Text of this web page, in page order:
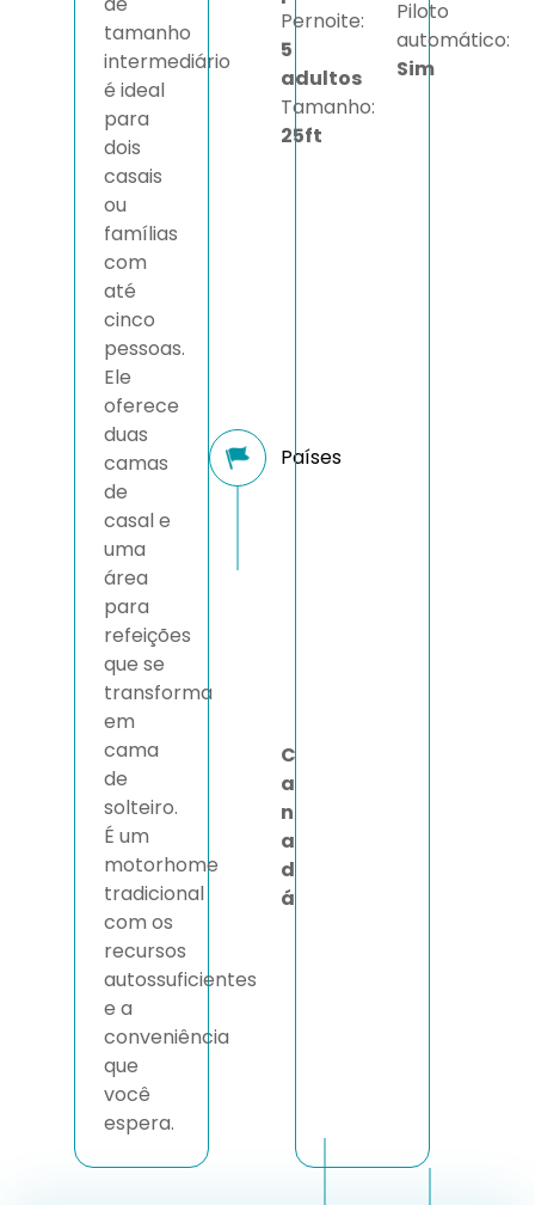
tamanho
intermediário
é ideal
para
dois
casais
ou
famílias
com
até
cinco
pessoas.
Ele
oferece
duas
camas
de
casal e
uma
área
para
refeições
que se
transforma
em
cama
de
solteiro.
É um
motorhome
tradicional
com os
recursos
autossuficientes
e a
conveniência
que
você
espera.
Pernoite:
5
adultos
Tamanho:
25ft
C
a
n
a
d
á
Piloto
automático:
Sim